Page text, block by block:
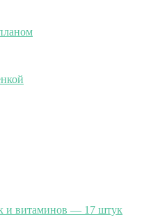
и витаминов — 17 штук